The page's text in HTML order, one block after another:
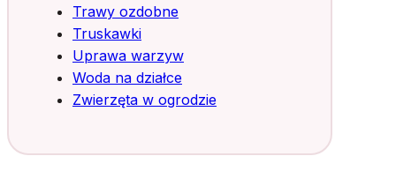
Trawy ozdobne
Truskawki
Uprawa warzyw
Woda na działce
Zwierzęta w ogrodzie